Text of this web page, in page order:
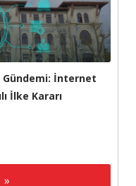
Gündemi: İnternet
İlke Kararı